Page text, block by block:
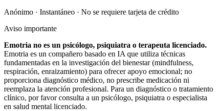
Anónimo · Instantáneo · No se requiere tarjeta de crédito
Aviso importante
Emotria no es un psicólogo, psiquiatra o terapeuta licenciado.
Emotria es un compañero basado en IA que utiliza técnicas
fundamentadas en la investigación del bienestar (mindfulness,
respiración, enraizamiento) para ofrecer apoyo emocional; no
proporciona diagnóstico médico, no prescribe medicación ni
reemplaza la atención profesional. Para un diagnóstico o tratamiento
clínico, por favor consulta a un psicólogo, psiquiatra o especialista
en salud mental licenciado.